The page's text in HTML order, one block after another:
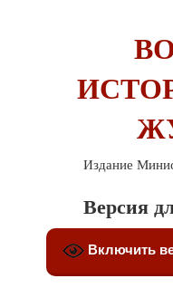
Издание
Версия
Включить